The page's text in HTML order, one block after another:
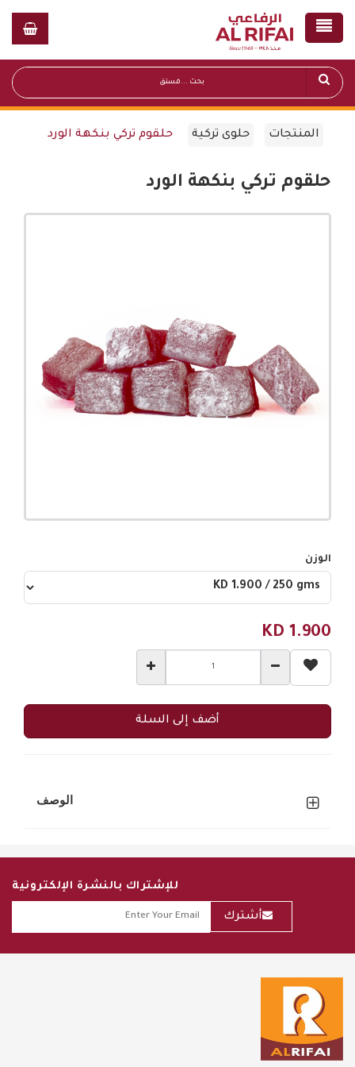
المنتجات حلوى تركية حلقوم تركي بنكهة الورد
حلقوم تركي بنكهة الورد
الوزن
KD 1.900
أضف إلى السلة
الوصف
للإشتراك بالنشرة الإلكترونية
أشترك